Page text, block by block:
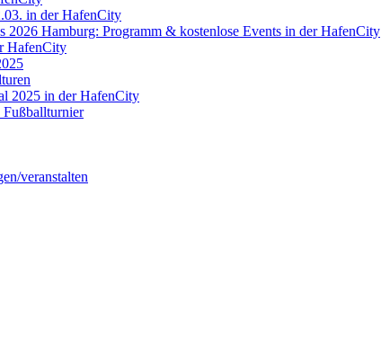
in der HafenCity
2026 Hamburg: Programm & kostenlose Events in der HafenCity
HafenCity
2025 in der HafenCity
Fußballturnier
veranstalten